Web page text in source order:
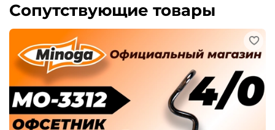
Сопутствующие товары